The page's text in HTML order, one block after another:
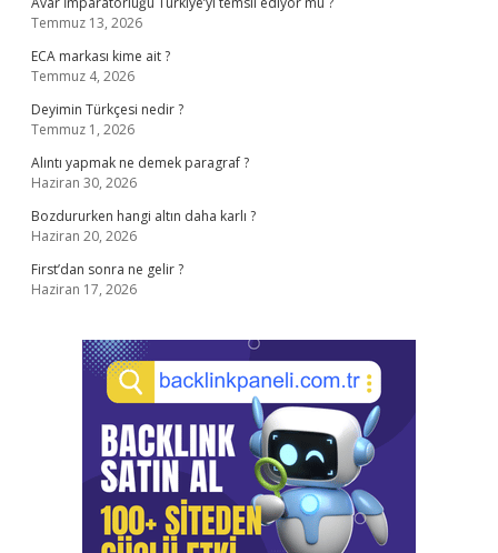
Temmuz 13, 2026
ECA markası kime ait ?
Temmuz 4, 2026
Deyimin Türkçesi nedir ?
Temmuz 1, 2026
Alıntı yapmak ne demek paragraf ?
Haziran 30, 2026
Bozdururken hangi altın daha karlı ?
Haziran 20, 2026
First’dan sonra ne gelir ?
Haziran 17, 2026